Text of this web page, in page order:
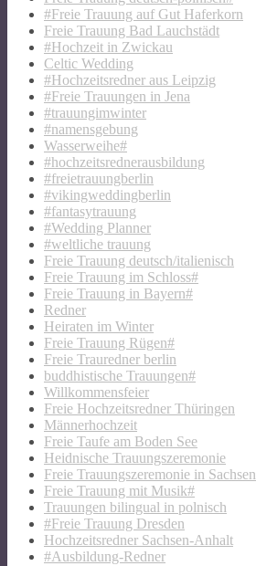
#Freie Trauung auf Gut Haferkorn
Freie Trauung Bad Lauchstädt
#Hochzeit in Zwickau
Celtic Wedding
#Hochzeitsredner aus Leipzig
#Freie Trauungen in Jena
#trauungimwinter
#namensgebung
Wasserweihe#
#hochzeitsrednerausbildung
#freietrauungberlin
#vikingweddingberlin
#fantasytrauung
#Wedding Planner
#weltliche trauung
Freie Trauung deutsch/italienisch
Freie Trauung im Schloss#
Freie Trauung in Bayern#
Redner
Heiraten im Winter
Freie Trauung Rügen#
Freie Trauredner berlin
buddhistische Trauungen#
Willkommensfeier
Freie Hochzeitsredner Thüringen
Männerhochzeit
Freie Taufe am Boden See
Heidnische Trauungszeremonie
Freie Trauungszeremonie in Sachsen
Freie Trauung mit Musik#
Trauungen bilingual in polnisch
#Freie Trauung Dresden
Hochzeitsredner Sachsen-Anhalt
#Ausbildung-Redner